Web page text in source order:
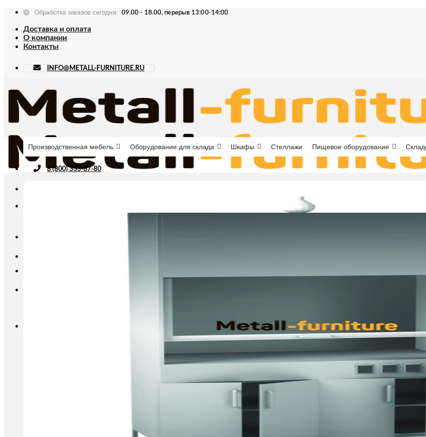
Skip
content
Обработка заказов сегодня: 09.00 - 18.00, перерыв 13:00-14:00
Доставка и оплата
О компании
Контакты
INFO@METALL-FURNITURE.RU
Производственная мебель Оборудование для склада Шкафы Стеллажи Пищевое оборудование
8 (800) 333-87-80